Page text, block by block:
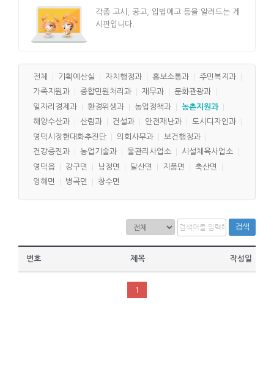
각종 고시, 공고, 입법예고 등을 알려드는 게
시판입니다.
전체 기획예산실 자치행정과 홍보소통과
주민복지과
가족지원과
종합민원처리과 재무과
문화관광과
일자리경제과
환경위생과 농업정책과
농촌지원과
해양수산과
산림과 건설과 안전재난과
도시디자인과
영덕시장현대화추진단
의회사무과
보건행정과
건강증진과
농업기술과 물관리사업소
시설체육사업소
영덕읍
강구면 남정면 달산면 지품면
축산면
영해면
병곡면 창수면
검색
번호 제목 작성일
1